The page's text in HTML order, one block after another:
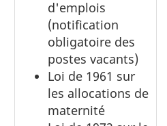
d'emplois
(notification
obligatoire des
postes vacants)
Loi de 1961 sur
les allocations de
maternité